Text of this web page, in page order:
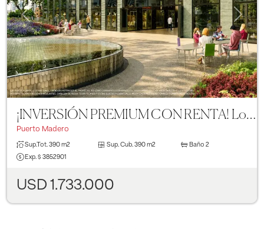
Previous Next
¡INVERSIÓN PREMIUM CON RENTA! Local Gastronómico de 390 m² frente a Puerto Madero
Puerto Madero
Sup.Tot. 390 m2 Sup. Cub. 390 m2 Baño 2
Exp. $ 3852901
USD 1.733.000